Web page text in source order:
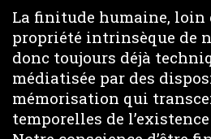
La finitude humaine, loin
propriété intrinsèque de
donc toujours déjà
médiatisée par des
mémorisation qui
temporelles de